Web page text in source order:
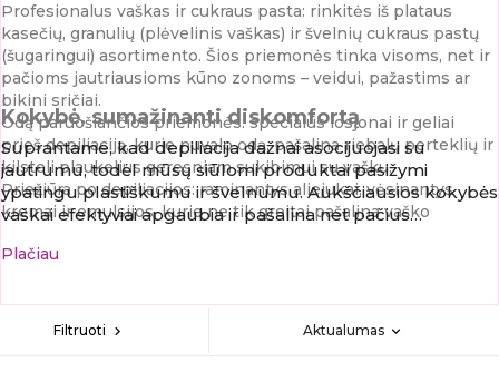
Profesionalus vaškas ir cukraus pasta: rinkitės iš plataus
kasečių, granulių (plėvelinis vaškas) ir švelnių cukraus pastų
(šugaringui) asortimento. Šios priemonės tinka visoms, net ir
pačioms jautriausioms kūno zonoms – veidui, pažastims ar
bikini sričiai.
Odą paruošiančios priemonės:specialūs losjonai ir geliai
prieš depiliaciją, kurie nuvalo odą, pašalina riebalų perteklių ir
kilsteli plaukelius geresniam sukibimui su vašku.
Priežiūra po depiliacijos:raminantys aliejukai, vėsinantys
kremai ir emulsijos, kurie ne tik greitai pašalina vaško
įaugimo.
juostelės bei medinės mentelės higieniškam ir patogiam
darbui.
Kokybė, sumažinanti diskomfortą
Suprantame, kad depiliacija dažnai asocijuojasi su
jautrumu, todėl mūsų siūlomi produktai pasižymi
ypatingu plastiškumu ir švelnumu. Aukščiausios kokybės
vaškai efektyviai apgaubia ir pašalina net pačius
inovatyvios formulės užtikrina minimalų odos tempimą.
greitu bei kuo mažiau diskomforto sukeliančiu ritualu!
Plačiau
Filtruoti chevron_right Aktualumas expand_more